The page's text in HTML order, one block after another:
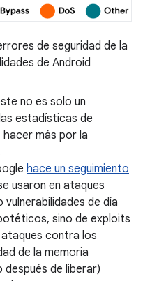
de seguridad de la
de Android
no es solo un
estadísticas de
hacer más por la
hace un seguimiento
usaron en ataques
de día
sino de exploits
contra los
de la memoria
de liberar)